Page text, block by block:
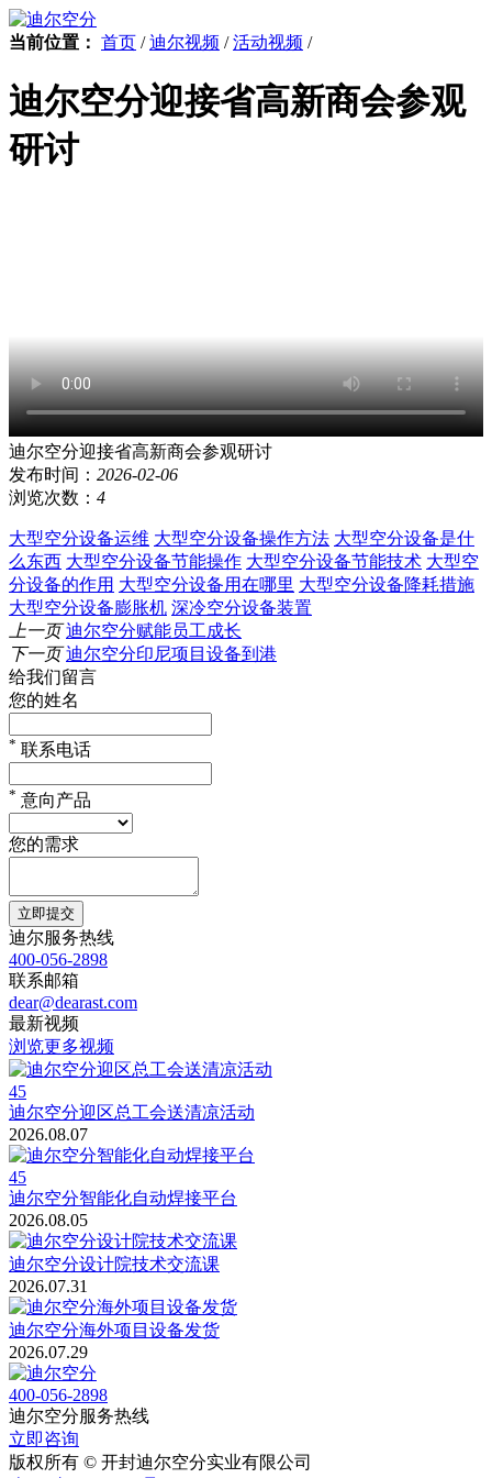
当前位置： 首页 / 迪尔视频 / 活动视频 /
迪尔空分迎接省高新商会参观
研讨
迪尔空分迎接省高新商会参观研讨
发布时间： 2026-02-06
浏览次数： 4
大型空分设备运维 大型空分设备操作方法 大型空分设备是什
么东西 大型空分设备节能操作 大型空分设备节能技术 大型空
分设备的作用 大型空分设备用在哪里 大型空分设备降耗措施
大型空分设备膨胀机 深冷空分设备装置
上一页 迪尔空分赋能员工成长
下一页 迪尔空分印尼项目设备到港
给我们留言
您的姓名
* 联系电话
* 意向产品
您的需求
立即提交
迪尔服务热线
400-056-2898
联系邮箱
dear@dearast.com
最新视频
浏览更多视频
45
迪尔空分迎区总工会送清凉活动
2026.08.07
45
迪尔空分智能化自动焊接平台
2026.08.05
迪尔空分设计院技术交流课
2026.07.31
迪尔空分海外项目设备发货
2026.07.29
400-056-2898
迪尔空分服务热线
立即咨询
版权所有 © 开封迪尔空分实业有限公司